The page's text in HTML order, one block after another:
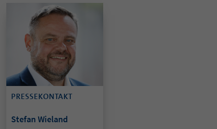
PRESSEKONTAKT
Stefan Wieland